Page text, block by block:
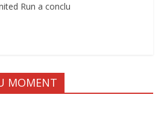
Run a conclu
MOMENT